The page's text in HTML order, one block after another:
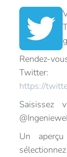
Rendez-
Twitter:
https://
Saisissez
Un